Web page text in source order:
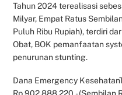
Tahun 2024 terealisasi
Milyar, Empat Ratus
Puluh Ribu Rupiah), terdiri
Obat, BOK pemanfaatan
penurunan stunting.
Dana Emergency